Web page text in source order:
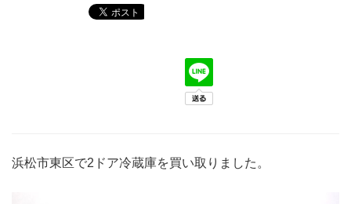
浜松市東区で2ドア冷蔵庫を買い取りました。